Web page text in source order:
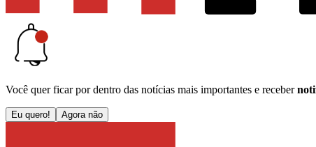
Você quer ficar por dentro das notícias mais importantes e receber
Eu quero! Agora não